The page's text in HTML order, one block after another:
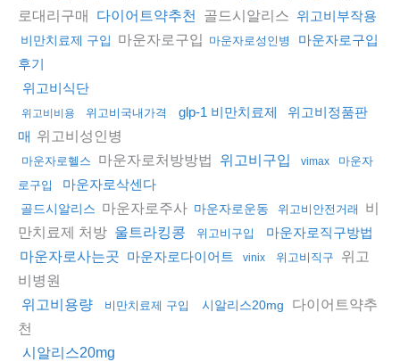
로대리구매
다이어트약추천 골드시알리스 위고비부작용
비만치료제 구입 마운자로구입 마운자로성인병
마운자로구입
후기
위고비식단
위고비비용 위고비국내가격 glp-1 비만치료제
위고비정품판
매 위고비성인병
마운자로헬스 마운자로처방방법 위고비구입 vimax
마운자
로구입
마운자로삭센다
골드시알리스 마운자로주사 마운자로운동 위고비안전거래
비
만치료제 처방 울트라킹콩 위고비구입
마운자로직구방법
마운자로사는곳 마운자로다이어트 vinix 위고비직구
위고
비병원
위고비용량 비만치료제 구입 시알리스20mg
다이어트약추
천
시알리스20mg